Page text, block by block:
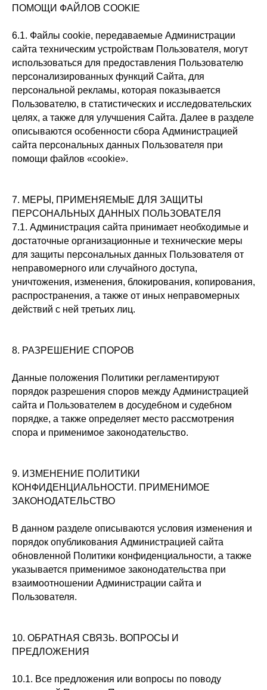
ПОМОЩИ ФАЙЛОВ COOKIE
6.1. Файлы cookie, передаваемые Администрации
сайта техническим устройствам Пользователя, могут
использоваться для предоставления Пользователю
персонализированных функций Сайта, для
персональной рекламы, которая показывается
Пользователю, в статистических и исследовательских
целях, а также для улучшения Сайта. Далее в разделе
описываются особенности сбора Администрацией
сайта персональных данных Пользователя при
помощи файлов «cookie».
7. МЕРЫ, ПРИМЕНЯЕМЫЕ ДЛЯ ЗАЩИТЫ
ПЕРСОНАЛЬНЫХ ДАННЫХ ПОЛЬЗОВАТЕЛЯ
7.1. Администрация сайта принимает необходимые и
достаточные организационные и технические меры
для защиты персональных данных Пользователя от
неправомерного или случайного доступа,
уничтожения, изменения, блокирования, копирования,
распространения, а также от иных неправомерных
действий с ней третьих лиц.
8. РАЗРЕШЕНИЕ СПОРОВ
Данные положения Политики регламентируют
порядок разрешения споров между Администрацией
сайта и Пользователем в досудебном и судебном
порядке, а также определяет место рассмотрения
спора и применимое законодательство.
9. ИЗМЕНЕНИЕ ПОЛИТИКИ
КОНФИДЕНЦИАЛЬНОСТИ. ПРИМЕНИМОЕ
ЗАКОНОДАТЕЛЬСТВО
В данном разделе описываются условия изменения и
порядок опубликования Администрацией сайта
обновленной Политики конфиденциальности, а также
указывается применимое законодательства при
взаимоотношении Администрации сайта и
Пользователя.
10. ОБРАТНАЯ СВЯЗЬ. ВОПРОСЫ И
ПРЕДЛОЖЕНИЯ
10.1. Все предложения или вопросы по поводу